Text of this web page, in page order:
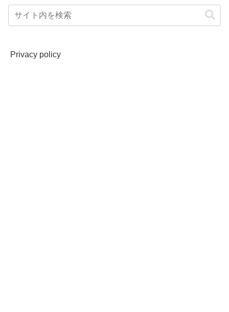
Privacy policy